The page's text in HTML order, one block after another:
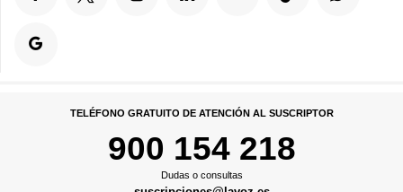
TELÉFONO GRATUITO DE ATENCIÓN AL SUSCRIPTOR
900 154 218
Dudas o consultas